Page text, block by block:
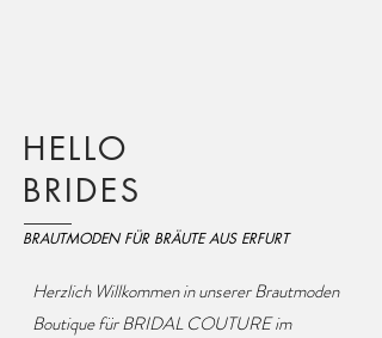
HELLO
BRIDES
BRAUTMODEN FÜR BRÄUTE AUS ERFURT
Herzlich Willkommen in unserer Brautmoden
Boutique für BRIDAL COUTURE im